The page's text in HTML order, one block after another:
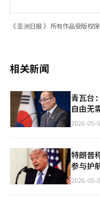
《 亚洲日报 》 所有作品受版权
相关新闻
青瓦台
自由无
2026-05-
特朗普
参与护
2026-05-